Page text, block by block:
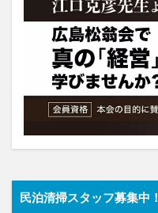
民泊清掃スタッフ募集中！